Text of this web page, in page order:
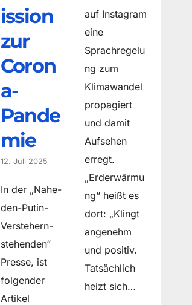
ission
zur
Coron
a-
Pande
mie
12. Juli 2025
In der „Nahe-
den-Putin-
Verstehern-
stehenden“
Presse, ist
folgender
Artikel
auf Instagram
eine
Sprachregelu
ng zum
Klimawandel
propagiert
und damit
Aufsehen
erregt.
„Erderwärmu
ng“ heißt es
dort: „Klingt
angenehm
und positiv.
Tatsächlich
heizt sich…